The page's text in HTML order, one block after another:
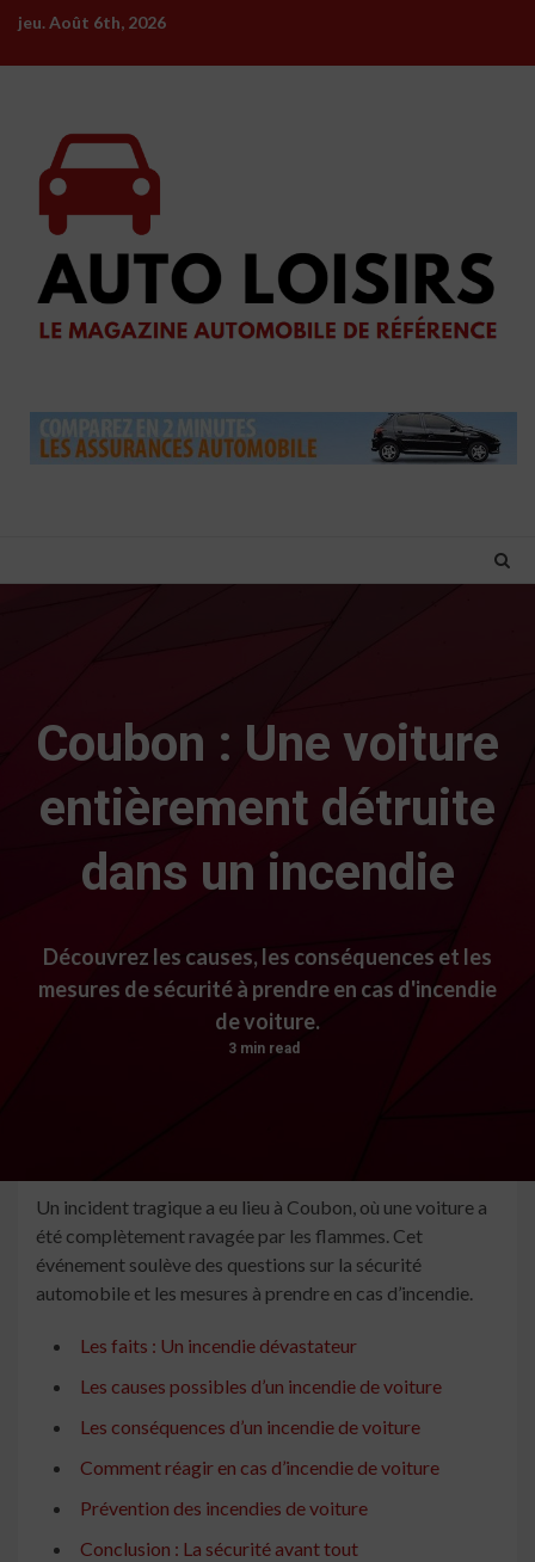
Skip
content
jeu. Août 6th, 2026
Coubon : Une voiture
entièrement détruite
dans un incendie
Découvrez les causes, les conséquences et les
mesures de sécurité à prendre en cas d'incendie
de voiture.
3 min read
Un incident tragique a eu lieu à Coubon, où une voiture a
été complètement ravagée par les flammes. Cet
événement soulève des questions sur la sécurité
automobile et les mesures à prendre en cas d’incendie.
Les faits : Un incendie dévastateur
Les causes possibles d’un incendie de voiture
Les conséquences d’un incendie de voiture
Comment réagir en cas d’incendie de voiture
Prévention des incendies de voiture
Conclusion : La sécurité avant tout